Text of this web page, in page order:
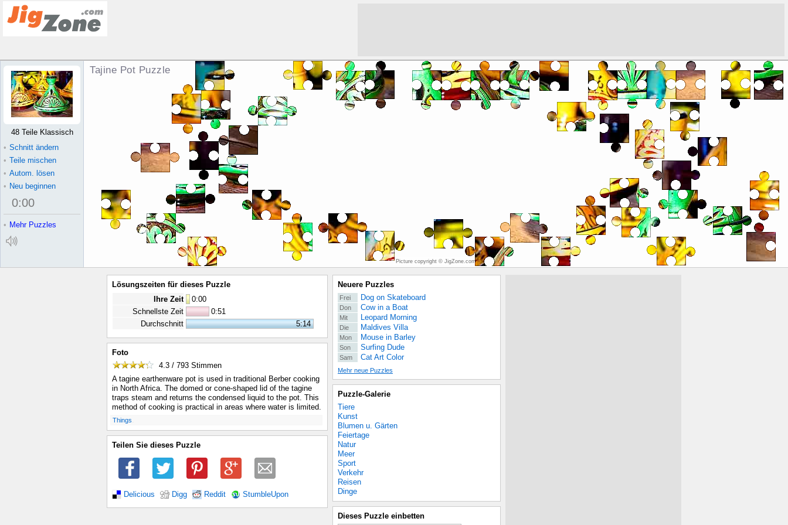
Tajine Pot Puzzle
Picture copyright © JigZone.com
48 Teile Klassisch
• Schnitt ändern
• Teile mischen
• Autom. lösen
• Neu beginnen
0:00
• Mehr Puzzles
Lösungszeiten für dieses Puzzle
Ihre Zeit
0:00
Schnellste Zeit
0:51
Durchschnitt
5:14
Foto
4.3 / 793 Stimmen
A tagine earthenware pot is used in traditional Berber cooking
in North Africa. The domed or cone-shaped lid of the tagine
traps steam and returns the condensed liquid to the pot. This
method of cooking is practical in areas where water is limited.
Things
Teilen Sie dieses Puzzle
Delicious Digg Reddit StumbleUpon
Neuere Puzzles
Frei Dog on Skateboard
Don Cow in a Boat
Mit Leopard Morning
Die Maldives Villa
Mon Mouse in Barley
Son Surfing Dude
Sam Cat Art Color
Mehr neue Puzzles
Puzzle-Galerie
Tiere
Kunst
Blumen u. Gärten
Feiertage
Natur
Meer
Sport
Verkehr
Reisen
Dinge
Dieses Puzzle einbetten